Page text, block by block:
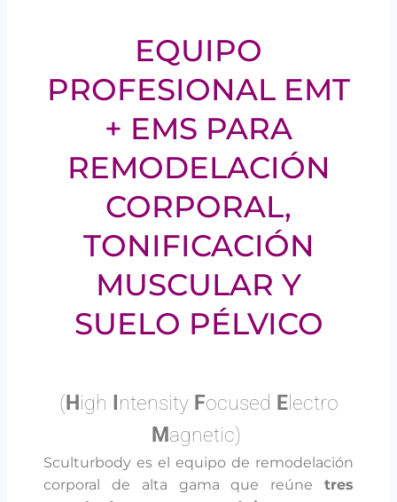
EQUIPO
PROFESIONAL EMT
+ EMS PARA
REMODELACIÓN
CORPORAL,
TONIFICACIÓN
MUSCULAR Y
SUELO PÉLVICO
( H igh ntensity Focused Electro
Magnetic)
Sculturbody es el equipo de remodelación
corporal de alta gama que reúne tres